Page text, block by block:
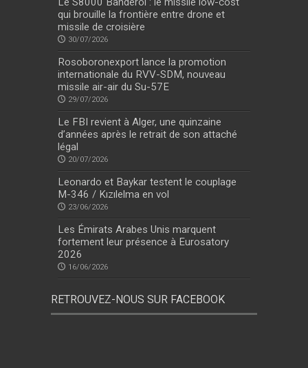
qui brouille la frontière entre drone et
missile de croisière
30/07/2026
Rosoboronexport lance la promotion
internationale du RVV-SDM, nouveau
missile air-air du Su-57E
29/07/2026
Le FBI revient à Alger, une quinzaine
d’années après le retrait de son attaché
légal
20/07/2026
Leonardo et Baykar testent le couplage
M-346 / Kızılelma en vol
23/06/2026
Les Émirats Arabes Unis marquent
fortement leur présence à Eurosatory
2026
16/06/2026
RETROUVEZ-NOUS SUR FACEBOOK